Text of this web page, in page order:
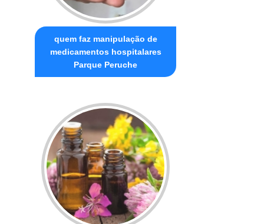
quem faz manipulação de
medicamentos hospitalares
Parque Peruche